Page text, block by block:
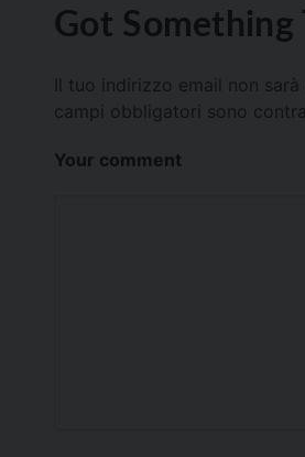
Got Something
Il tuo indirizzo email non
campi obbligatori sono
Your comment